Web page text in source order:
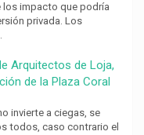
los impacto que podría
privada. Los
Arquitectos de Loja,
de la Plaza Coral
invierte a ciegas, se
todos, caso contrario el